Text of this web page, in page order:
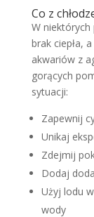
Co z
W niektórych
brak ciepła,
akwariów z
gorących
sytuacji:
Zapewnij
Unikaj
Zdejmij
Dodaj
Użyj lodu
wody